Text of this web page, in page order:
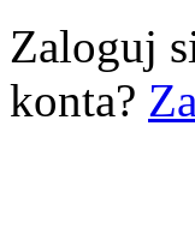
Zaloguj
konta?